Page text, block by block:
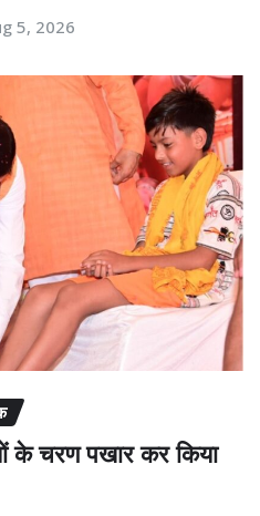
5, 2026
के चरण पखार कर किया